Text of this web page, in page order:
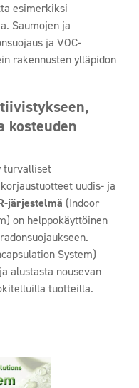
esimerkiksi
Saumojen ja
ja VOC-
rakennusten ylläpidon
kosteuden
turvalliset
uudis- ja
järjestelmä (Indoor
on helppokäyttöinen
System)
alustasta nousevan
tuotteilla.